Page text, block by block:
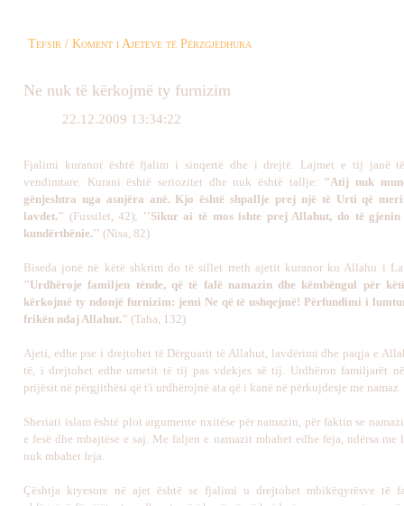
Tefsir / Koment i Ajeteve të Përzgjedhura
Ne nuk të kërkojmë ty furnizim
22.12.2009 13:34:22
Fjalimi kuranor është fjalim i sinqertë dhe i drejtë. Lajmet e tij janë
vendimtare. Kurani është seriozitet dhe nuk është tallje: "Atij nuk
gënjeshtra nga asnjëra anë. Kjo është shpallje prej një të Urti që
lavdet." (Fussilet, 42); ''Sikur ai të mos ishte prej Allahut, do të gjenin
kundërthënie.'' (Nisa, 82)
Biseda jonë në këtë shkrim do të sillet rreth ajetit kuranor ku Allahu i
"Urdhëroje familjen tënde, që të falë namazin dhe këmbëngul për
kërkojmë ty ndonjë furnizim: jemi Ne që të ushqejmë! Përfundimi i
frikën ndaj Allahut." (Taha, 132)
Ajeti, edhe pse i drejtohet të Dërguarit të Allahut, lavdërimi dhe paqja e
të, i drejtohet edhe umetit të tij pas vdekjes së tij. Urdhëron familjarët
prijësit në përgjithësi që t'i urdhërojnë ata që i kanë në përkujdesje me namaz.
Sheriati islam është plot argumente nxitëse për namazin, për faktin se
e fesë dhe mbajtëse e saj. Me faljen e namazit mbahet edhe feja, ndërsa
nuk mbahet feja.
Çështja kryesore në ajet është se fjalimi u drejtohet mbikëqyrësve të